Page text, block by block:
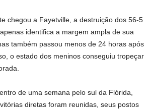
chegou a Fayetville, a destruição dos 56-5
identifica a margem ampla de sua
também passou menos de 24 horas após
o estado dos meninos conseguiu tropeçar
de uma semana pelo sul da Flórida,
diretas foram reunidas, seus postos